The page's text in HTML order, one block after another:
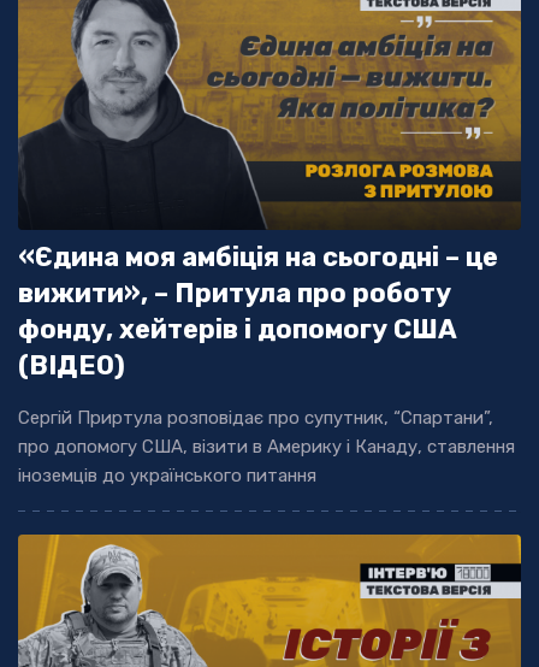
«Єдина моя амбіція на сьогодні – це
вижити», – Притула про роботу
фонду, хейтерів і допомогу США
(ВІДЕО)
Сергій Приртула розповідає про супутник, “Спартани”,
про допомогу США, візити в Америку і Канаду, ставлення
іноземців до українського питання